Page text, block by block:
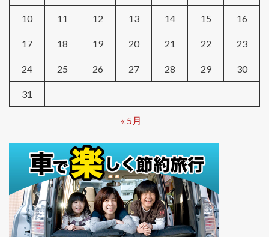
10 11 12 13 14 15 16
17 18 19 20 21 22 23
24 25 26 27 28 29 30
31
« 5月